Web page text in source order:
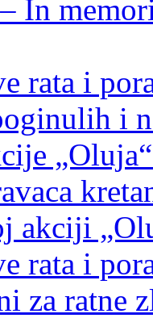
In
rata i
i
akciji
rata i
za ratne